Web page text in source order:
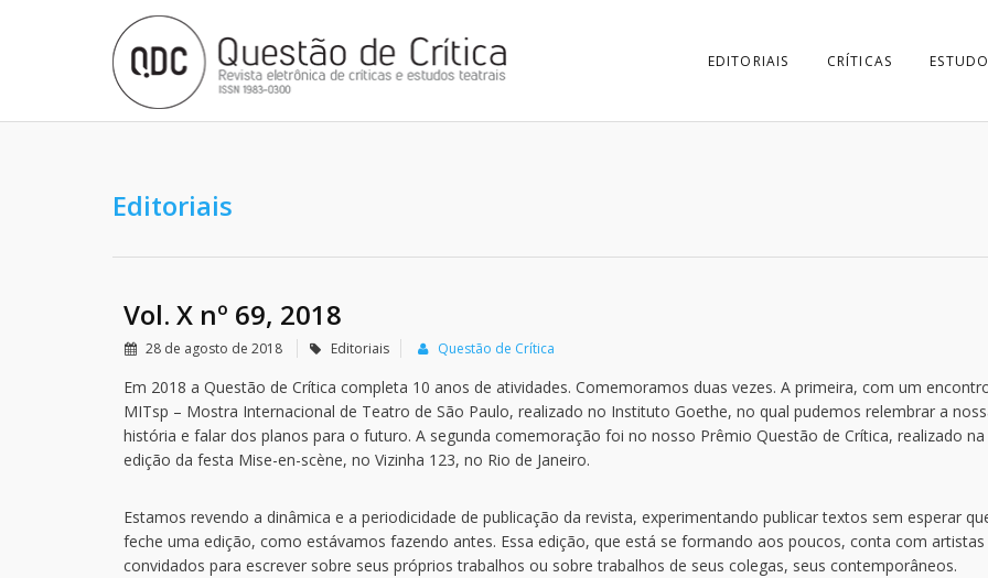
EDITORIAIS CRÍTICAS
Editoriais
Vol. X nº 69, 2018
28 de agosto de 2018 Editoriais Questão de Crítica
Em 2018 a Questão de Crítica completa 10 anos de atividades. Comemoramos duas vezes. A primeira, com um
MITsp – Mostra Internacional de Teatro de São Paulo, realizado no Instituto Goethe, no qual pudemos relembrar a
história e falar dos planos para o futuro. A segunda comemoração foi no nosso Prêmio Questão de Crítica, realizado
edição da festa Mise-en-scène, no Vizinha 123, no Rio de Janeiro.
Estamos revendo a dinâmica e a periodicidade de publicação da revista, experimentando publicar textos sem esperar
feche uma edição, como estávamos fazendo antes. Essa edição, que está se formando aos poucos, conta com artistas
convidados para escrever sobre seus próprios trabalhos ou sobre trabalhos de seus colegas, seus contemporâneos.